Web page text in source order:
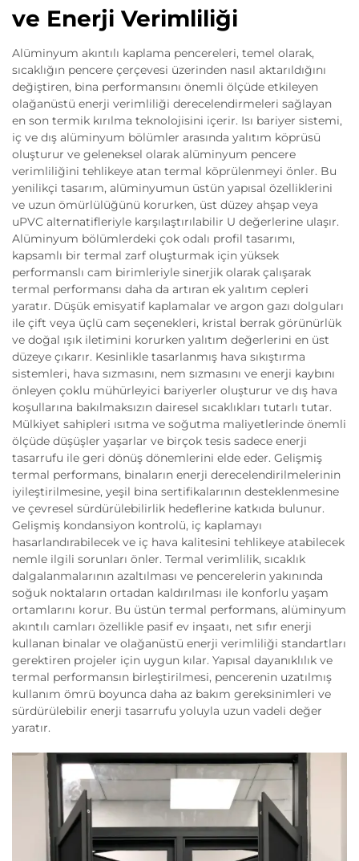
ve Enerji Verimliliği
Alüminyum akıntılı kaplama pencereleri, temel olarak,
sıcaklığın pencere çerçevesi üzerinden nasıl aktarıldığını
değiştiren, bina performansını önemli ölçüde etkileyen
olağanüstü enerji verimliliği derecelendirmeleri sağlayan
en son termik kırılma teknolojisini içerir. Isı bariyer sistemi,
iç ve dış alüminyum bölümler arasında yalıtım köprüsü
oluşturur ve geleneksel olarak alüminyum pencere
verimliliğini tehlikeye atan termal köprülenmeyi önler. Bu
yenilikçi tasarım, alüminyumun üstün yapısal özelliklerini
ve uzun ömürlülüğünü korurken, üst düzey ahşap veya
uPVC alternatifleriyle karşılaştırılabilir U değerlerine ulaşır.
Alüminyum bölümlerdeki çok odalı profil tasarımı,
kapsamlı bir termal zarf oluşturmak için yüksek
performanslı cam birimleriyle sinerjik olarak çalışarak
termal performansı daha da artıran ek yalıtım cepleri
yaratır. Düşük emisyatif kaplamalar ve argon gazı dolguları
ile çift veya üçlü cam seçenekleri, kristal berrak görünürlük
ve doğal ışık iletimini korurken yalıtım değerlerini en üst
düzeye çıkarır. Kesinlikle tasarlanmış hava sıkıştırma
sistemleri, hava sızmasını, nem sızmasını ve enerji kaybını
önleyen çoklu mühürleyici bariyerler oluşturur ve dış hava
koşullarına bakılmaksızın dairesel sıcaklıkları tutarlı tutar.
Mülkiyet sahipleri ısıtma ve soğutma maliyetlerinde önemli
ölçüde düşüşler yaşarlar ve birçok tesis sadece enerji
tasarrufu ile geri dönüş dönemlerini elde eder. Gelişmiş
termal performans, binaların enerji derecelendirilmelerinin
iyileştirilmesine, yeşil bina sertifikalarının desteklenmesine
ve çevresel sürdürülebilirlik hedeflerine katkıda bulunur.
Gelişmiş kondansiyon kontrolü, iç kaplamayı
hasarlandırabilecek ve iç hava kalitesini tehlikeye atabilecek
nemle ilgili sorunları önler. Termal verimlilik, sıcaklık
dalgalanmalarının azaltılması ve pencerelerin yakınında
soğuk noktaların ortadan kaldırılması ile konforlu yaşam
ortamlarını korur. Bu üstün termal performans, alüminyum
akıntılı camları özellikle pasif ev inşaatı, net sıfır enerji
kullanan binalar ve olağanüstü enerji verimliliği standartları
gerektiren projeler için uygun kılar. Yapısal dayanıklılık ve
termal performansın birleştirilmesi, pencerenin uzatılmış
kullanım ömrü boyunca daha az bakım gereksinimleri ve
sürdürülebilir enerji tasarrufu yoluyla uzun vadeli değer
yaratır.